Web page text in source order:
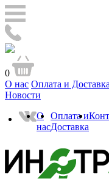
0
О нас Оплата и Доставка
Новости
О
нас
Оплата и
Доставка